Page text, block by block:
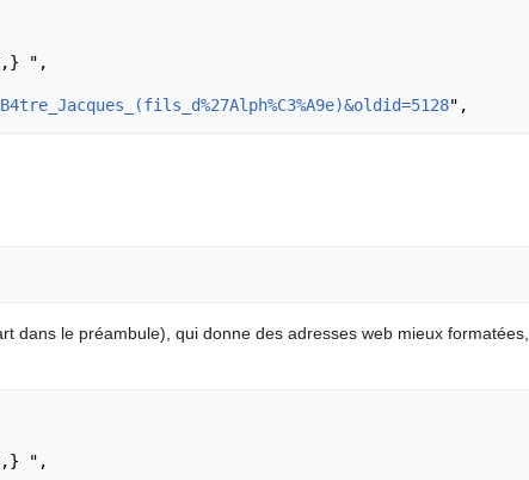
dans le préambule), qui donne des adresses web mieux formatées,